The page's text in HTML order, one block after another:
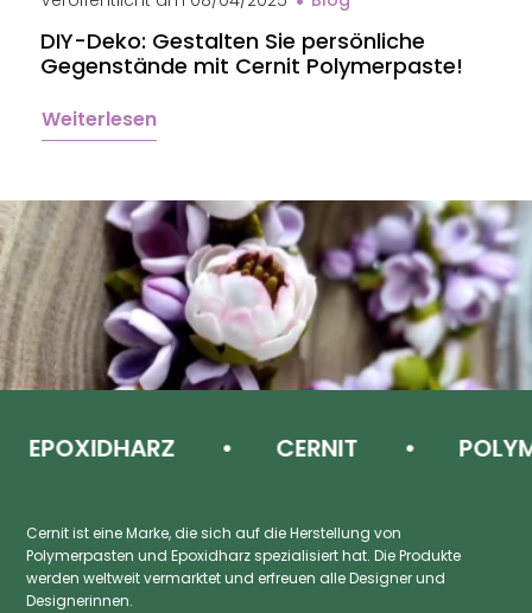
DIY-Deko: Gestalten Sie persönliche
Gegenstände mit Cernit Polymerpaste!
Weiterlesen
EPOXIDHARZ CERNIT
Cernit ist eine Marke, die sich auf die Herstellung von
Polymerpasten und Epoxidharz spezialisiert hat. Die Produkte
werden weltweit vermarktet und erfreuen alle Designer und
Designerinnen.